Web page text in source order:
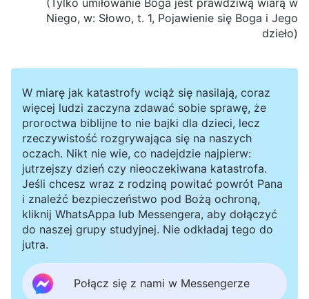
Niego, w: Słowo, t. 1, Pojawienie się Boga i Jego
dzieło)
W miarę jak katastrofy wciąż się nasilają, coraz
więcej ludzi zaczyna zdawać sobie sprawę, że
proroctwa biblijne to nie bajki dla dzieci, lecz
rzeczywistość rozgrywająca się na naszych
oczach. Nikt nie wie, co nadejdzie najpierw:
jutrzejszy dzień czy nieoczekiwana katastrofa.
Jeśli chcesz wraz z rodziną powitać powrót Pana
i znaleźć bezpieczeństwo pod Bożą ochroną,
kliknij WhatsAppa lub Messengera, aby dołączyć
do naszej grupy studyjnej. Nie odkładaj tego do
jutra.
Połącz się z nami w Messengerze